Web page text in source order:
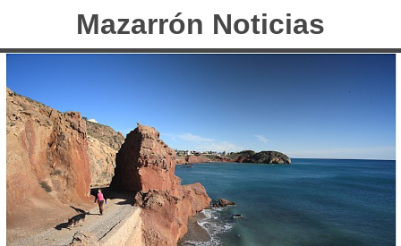
Mazarrón Noticias